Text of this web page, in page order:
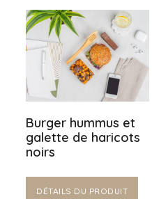
Burger hummus et
galette de haricots
noirs
DÉTAILS DU PRODUIT